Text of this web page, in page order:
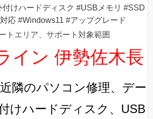
付けハードディスク #USBメモリ #SSD
応 #Windows11 #アップグレード
トエリア、サポート対象範囲
イン 伊勢佐木長
隣のパソコン修理、デー
けハードディスク、USB